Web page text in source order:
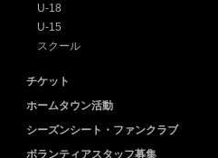
U-18
U-15
スクール
チケット
ホームタウン活動
シーズンシート・ファンクラブ
ボランティアスタッフ募集